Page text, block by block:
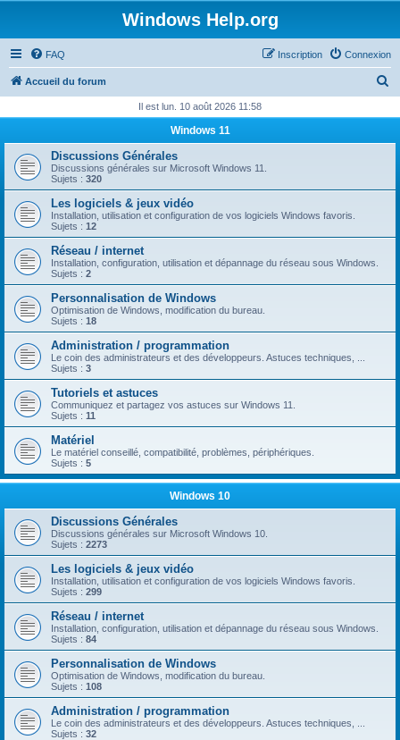
Windows Help.org
FAQ Connexion
Inscription
Accueil du forum
h
r
Il est lun. 10 août 2026 11:58
Windows 11
Discussions Générales
Discussions générales sur Microsoft Windows 11.
Sujets : 320
Les logiciels & jeux vidéo
Installation, utilisation et configuration de vos logiciels Windows favoris.
Sujets : 12
Réseau / internet
Installation, configuration, utilisation et dépannage du réseau sous Windows.
Sujets : 2
Personnalisation de Windows
Optimisation de Windows, modification du bureau.
Sujets : 18
Administration / programmation
Le coin des administrateurs et des développeurs. Astuces techniques, ...
Sujets : 3
Tutoriels et astuces
Communiquez et partagez vos astuces sur Windows 11.
Sujets : 11
Matériel
Le matériel conseillé, compatibilité, problèmes, périphériques.
Sujets : 5
Windows 10
Discussions Générales
Discussions générales sur Microsoft Windows 10.
Sujets : 2273
Les logiciels & jeux vidéo
Installation, utilisation et configuration de vos logiciels Windows favoris.
Sujets : 299
Réseau / internet
Installation, configuration, utilisation et dépannage du réseau sous Windows.
Sujets : 84
Personnalisation de Windows
Optimisation de Windows, modification du bureau.
Sujets : 108
Administration / programmation
Le coin des administrateurs et des développeurs. Astuces techniques, ...
Sujets : 32